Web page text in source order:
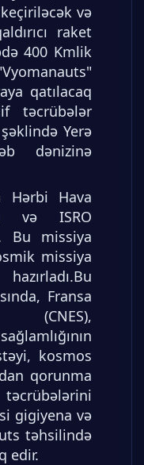
və
raket
400 Kmlik
qatılacaq
təcrübələr
Yerə
dənizinə
Hərbi Hava
və ISRO
Bu missiya
missiya
Fransa
(CNES),
kosmos
qorunma
gigiyena və
təhsilində
edir.